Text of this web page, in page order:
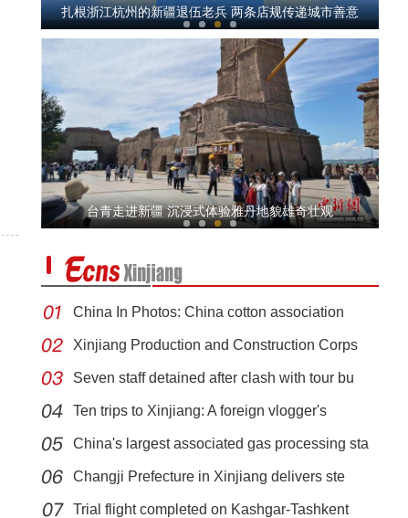
扎根浙江杭州的新疆退伍老兵 两条店规传递城市善意
盛夏割草忙 新疆多地机械化收割备足牲畜越冬“口粮”
台青走进新疆 沉浸式体验雅丹地貌雄奇壮观
China In Photos: China cotton association
Xinjiang Production and Construction Corps
Seven staff detained after clash with tour bu
Ten trips to Xinjiang: A foreign vlogger's
China's largest associated gas processing sta
Changji Prefecture in Xinjiang delivers ste
Trial flight completed on Kashgar-Tashkent